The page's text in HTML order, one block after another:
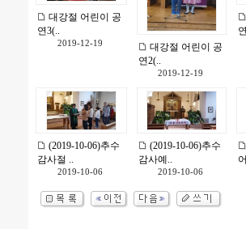
대강절 어린이 공
연3(..
2019-12-19
대강절 어린이 공
연2(..
2019-12-19
(2019-10-06)추수
감사절 ..
2019-10-06
(2019-10-06)추수
감사예..
2019-10-06